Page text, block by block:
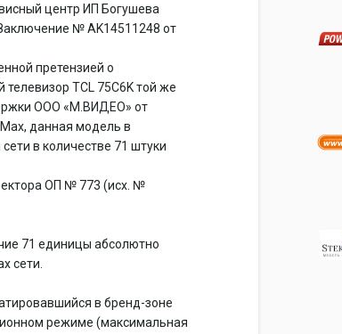
центр ИП Богушева
№ AK14511248 от
претензией о
TCL 75C6K той же
ООО «М.ВИДЕО» от
данная модель в
в количестве 71 штуки
ОП № 773 (исх. №
71 единицы абсолютно
сети.
в бренд-зоне
режиме (максимальная